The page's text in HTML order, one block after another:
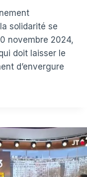
solidarité se
novembre 2024,
doit laisser le
d’envergure